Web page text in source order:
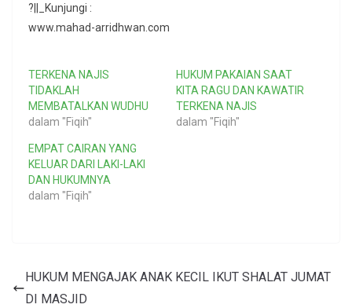
?||_Kunjungi :
www.mahad-arridhwan.com
TERKENA NAJIS
TIDAKLAH
MEMBATALKAN WUDHU
dalam "Fiqih"
HUKUM PAKAIAN SAAT
KITA RAGU DAN KAWATIR
TERKENA NAJIS
dalam "Fiqih"
EMPAT CAIRAN YANG
KELUAR DARI LAKI-LAKI
DAN HUKUMNYA
dalam "Fiqih"
HUKUM MENGAJAK ANAK KECIL IKUT SHALAT JUMAT
DI MASJID